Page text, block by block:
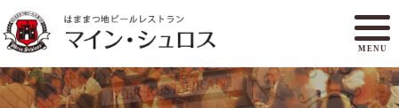
MENU
メニュー